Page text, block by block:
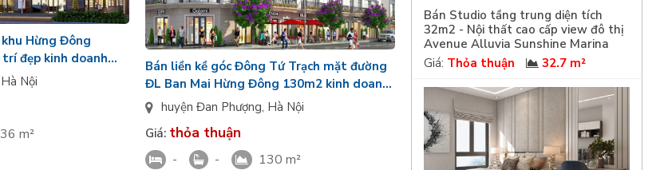
Hừng Đông
đẹp kinh doanh
Hà Nội
m²
Bán liền kề góc Đông Tứ Trạch mặt đường
ĐL Ban Mai Hừng Đông 130m2 kinh doanh
tốt Vinh Đan Phượng
huyện Đan Phượng, Hà Nội
Giá: thỏa thuận
- - 130 m²
Bán Studio tầng trung diện tích
32m2 - Nội thất cao cấp view đô thị
Avenue Alluvia Sunshine Marina
Giá: Thỏa thuận 32.7 m²